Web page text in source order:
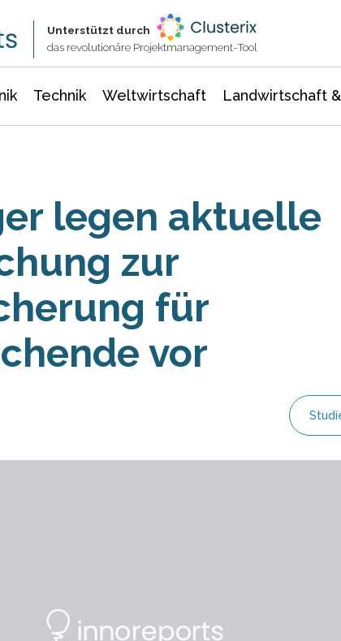
Unterstützt durch
das revolutionäre Projektmanagement-Tool
Technik Weltwirtschaft Landwirtschaft
legen aktuelle
zur
für
vor